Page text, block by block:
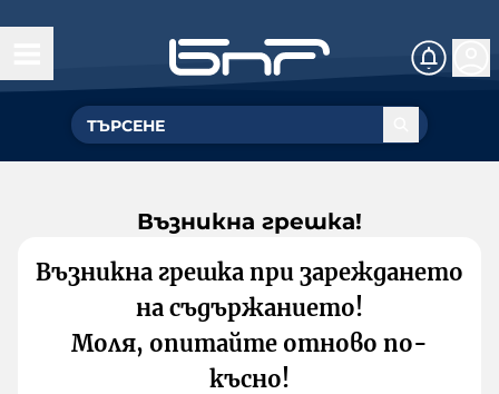
Възникна грешка!
Възникна грешка при зареждането
на съдържанието!
Моля, опитайте отново по-
късно!